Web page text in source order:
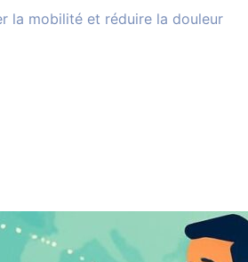
la mobilité et réduire la douleur